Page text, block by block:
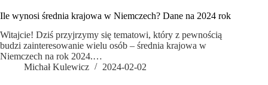
Ile wynosi średnia krajowa w Niemczech? Dane na 2024 rok
Witajcie! Dziś przyjrzymy się tematowi, który z pewnością
budzi zainteresowanie wielu osób – średnia krajowa w
Niemczech na rok 2024.…
Michał Kulewicz
2024-02-02